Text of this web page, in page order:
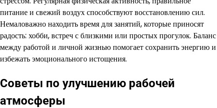
питание и свежий воздух способствуют восстановлению сил.
Немаловажно находить время для занятий, которые приносят
радость: хобби, встреч с близкими или простых прогулок. Баланс
между работой и личной жизнью помогает сохранить энергию и
избежать эмоционального истощения.
Советы по улучшению рабочей
атмосферы